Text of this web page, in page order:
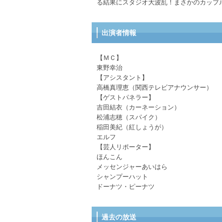
る結果にスタジオ大波乱！まさかのカップ
出演者情報
【ＭＣ】
東野幸治
【アシスタント】
高橋真理恵（関西テレビアナウンサー）
【ゲストパネラー】
吉田結衣（カーネーション）
松浦志穂（スパイク）
稲田美紀（紅しょうが）
エルフ
【芸人リポーター】
ほんこん
メッセンジャーあいはら
シャンプーハット
ドーナツ・ピーナツ
過去の放送